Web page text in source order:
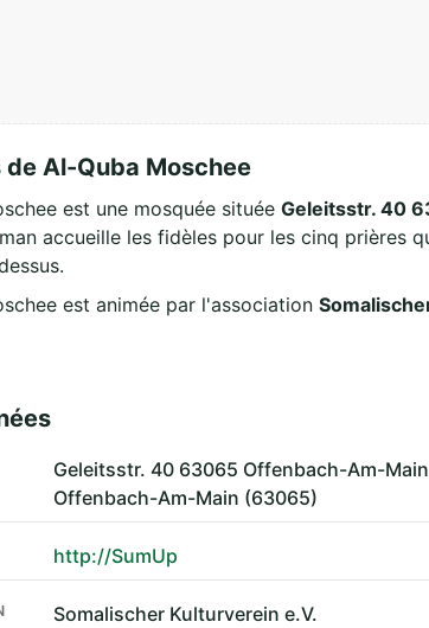
de Al-Quba Moschee
est une mosquée située Geleitsstr. 40
accueille les fidèles pour les cinq prières
est animée par l'association
Geleitsstr. 40 63065 Offenbach-Am-
Offenbach-Am-Main (63065)
http://SumUp
Somalischer Kulturverein e.V.